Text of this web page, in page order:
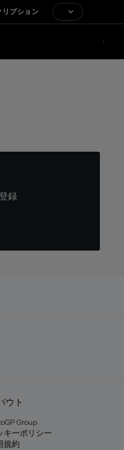
リプション
録
ウト
Group
キーポリシー
規約